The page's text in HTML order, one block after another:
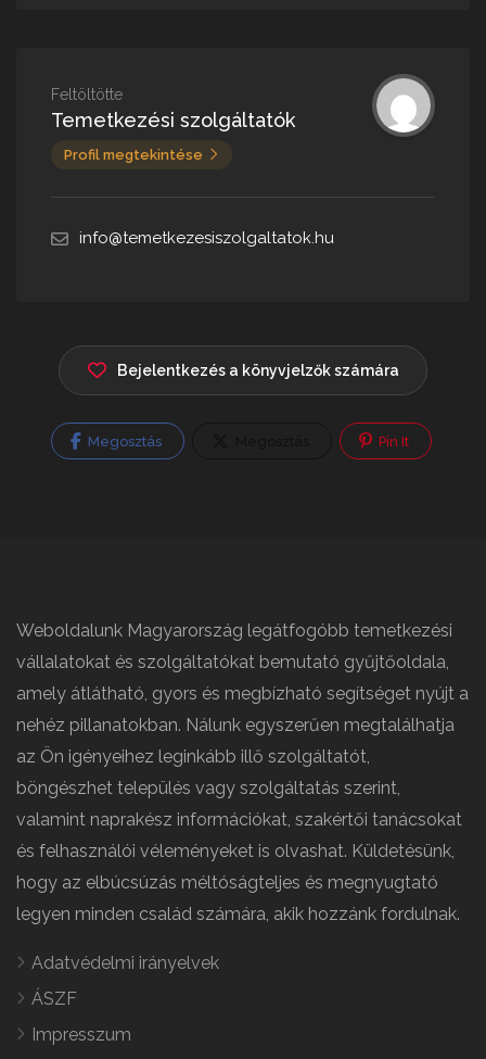
Feltöltötte
Temetkezési szolgáltatók
Profil megtekintése
info@temetkezesiszolgaltatok.hu
Bejelentkezés a könyvjelzők számára
Megosztás Pin It
Weboldalunk Magyarország legátfogóbb temetkezési
vállalatokat és szolgáltatókat bemutató gyűjtőoldala,
amely átlátható, gyors és megbízható segítséget nyújt a
nehéz pillanatokban. Nálunk egyszerűen megtalálhatja
az Ön igényeihez leginkább illő szolgáltatót,
böngészhet település vagy szolgáltatás szerint,
valamint naprakész információkat, szakértői tanácsokat
és felhasználói véleményeket is olvashat. Küldetésünk,
hogy az elbúcsúzás méltóságteljes és megnyugtató
legyen minden család számára, akik hozzánk fordulnak.
Adatvédelmi irányelvek
ÁSZF
Impresszum